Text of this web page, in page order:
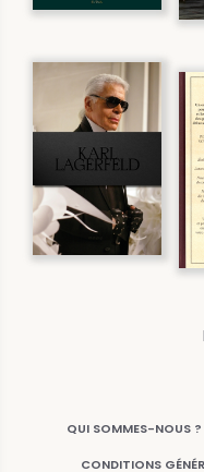
QUI SOMMES-NOUS ?
CONDITIONS